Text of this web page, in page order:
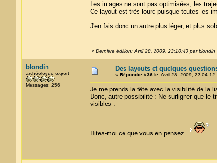
Les images ne sont pas optimisées, les
Ce layout est très lourd puisque toutes les
J'en fais donc un autre plus léger, et plus
« Dernière édition: Avril 28, 2009, 23:10:40 par blondin
blondin
archéologue expert
Messages: 256
Des layouts et quelques
« Répondre #36 le:Avril 28, 2009, 23:04:12
Je me prends la tête avec la visibilité de la
Donc, autre possibilité : Ne surligner que le
visibles :
Dites-moi ce que vous en pensez.